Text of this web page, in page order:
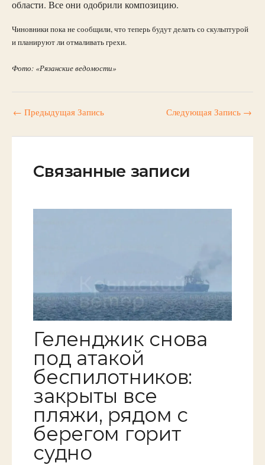
области. Все они одобрили композицию.
Чиновники пока не сообщили, что теперь будут делать со скульптурой
и планируют ли отмаливать грехи.
Фото: «Рязанские ведомости»
← Предыдущая Запись Следующая Запись →
Связанные записи
Геленджик снова
под атакой
беспилотников:
закрыты все
пляжи, рядом с
берегом горит
судно